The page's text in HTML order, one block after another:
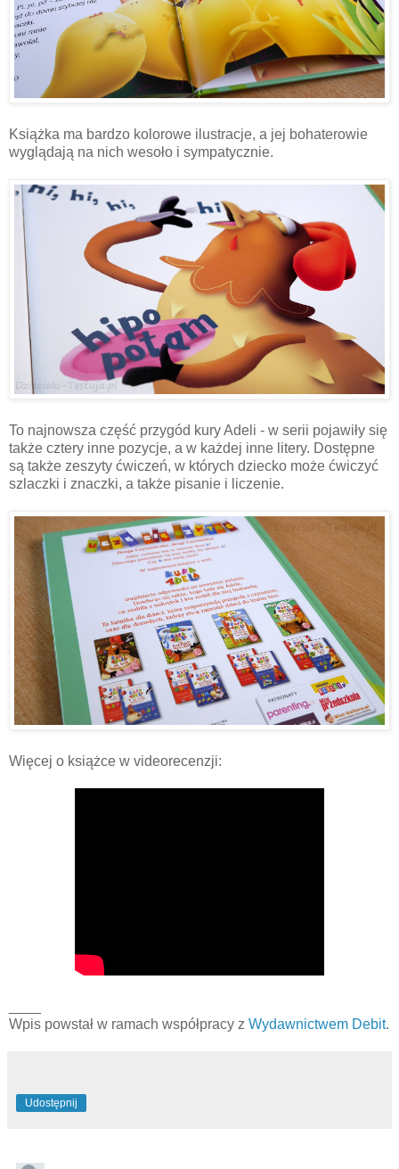
Książka ma bardzo kolorowe ilustracje, a jej bohaterowie
wyglądają na nich wesoło i sympatycznie.
To najnowsza część przygód kury Adeli - w serii pojawiły się
także cztery inne pozycje, a w każdej inne litery. Dostępne
są także zeszyty ćwiczeń, w których dziecko może ćwiczyć
szlaczki i znaczki, a także pisanie i liczenie.
Więcej o książce w videorecenzji:
Wpis powstał w ramach współpracy z Wydawnictwem Debit.
Udostępnij